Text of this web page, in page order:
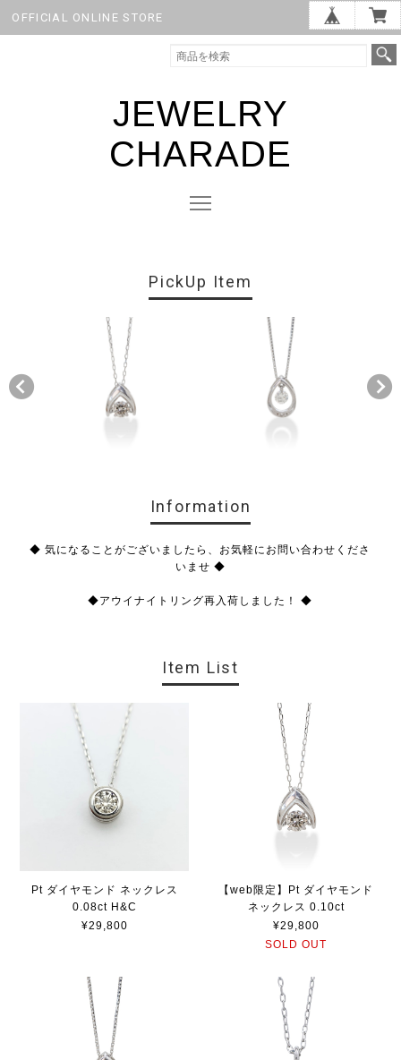
OFFICIAL ONLINE STORE
JEWELRY
CHARADE
PickUp Item
Information
◆ 気になることがございましたら、お気軽にお問い合わせくださ
いませ ◆
◆アウイナイトリング再入荷しました！ ◆
Item List
Pt ダイヤモンド ネックレス
0.08ct H&C
¥29,800
【web限定】Pt ダイヤモンド
ネックレス 0.10ct
¥29,800
SOLD OUT